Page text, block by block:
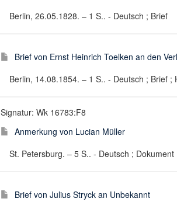
Berlin, 26.05.1828. – 1 S.. - Deutsch ; Brief
Brief von Ernst Heinrich Toelken an den
Berlin, 14.08.1854. – 1 S.. - Deutsch ; Brief ;
Signatur: Wk 16783:F8
Anmerkung von Lucian Müller
St. Petersburg. – 5 S.. - Deutsch ;
Brief von Julius Stryck an Unbekannt